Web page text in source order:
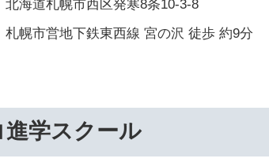
北海道札幌市西区発寒8条10-3-8
札幌市営地下鉄東西線 宮の沢 徒歩 約9分
進学スクール